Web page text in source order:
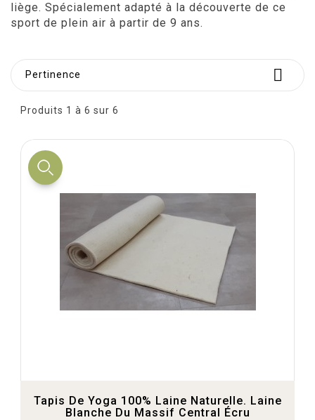
liège. Spécialement adapté à la découverte de ce
sport de plein air à partir de 9 ans.
Pertinence 
Produits 1 à 6 sur 6
Tapis De Yoga 100% Laine Naturelle. Laine
Blanche Du Massif Central Écru